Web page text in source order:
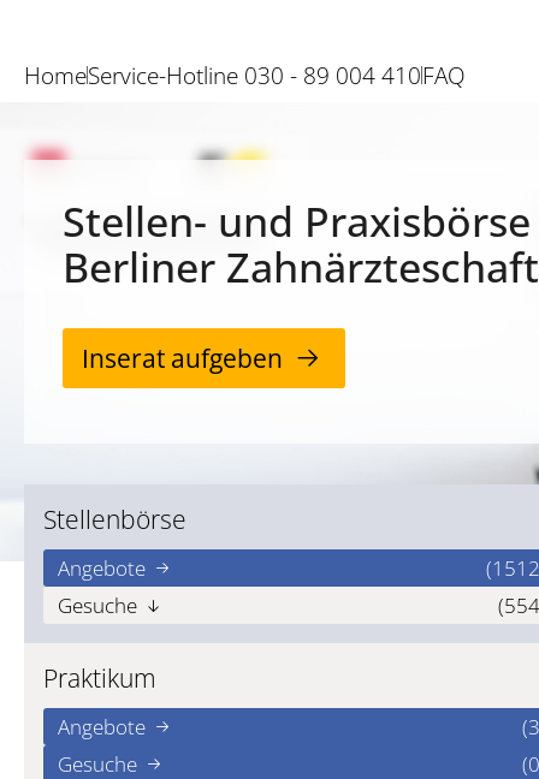
HomeService-Hotline 030 - 89 004 410FAQ
Stellen- und
Berliner Zahnärzteschaft
Inserat aufgeben
Stellenbörse
Angebote
Gesuche
Praktikum
Angebote
Gesuche